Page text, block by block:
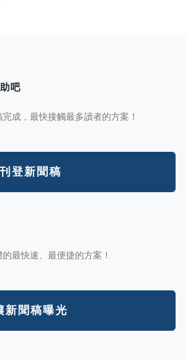
吧
成，最快接觸最多讀者的方案！
刊登新聞稿
最快速、最便捷的方案！
新聞稿曝光